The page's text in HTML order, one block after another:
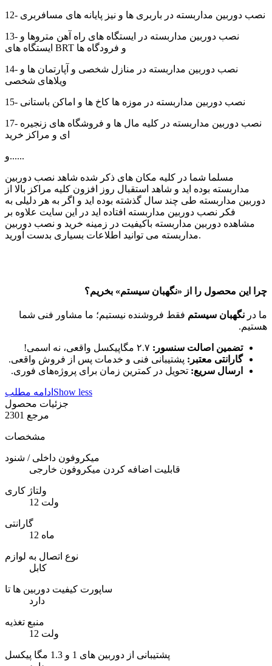
12- نصب دوربین مداربسته در باربری ها و نیز پایانه های مسافربری
13- نصب دوربین مداربسته در ایستگاه های راه آهن متروها و
ایستگاه های BRT و فرودگاه ها
14- نصب دوربین مداربسته در منازل شخصی و آپارتمان ها و
ویلاهای شخصی
15- نصب دوربین مداربسته در موزه ها کاخ ها و اماکن باستانی
17- نصب دوربین مداربسته در کلیه مال ها و فروشگاه های زنجیره
ای و مراکز خرید
و......
مسلما شما در کلیه مکان های ذکر شده شاهد نصب دوربین
مداربسته بوده اید و شاهد استقبال روز افزون کلیه مراکز بالا از
دوربین مداربسته طی چند سال گذشته بوده اید و اگر به هر دلیلی به
فکر نصب دوربین مداربسته افتاده اید در این سایت علاوه بر
مشاهده دوربین مداربسته باکیفیت در زمینه خرید و نصب دوربین
مداربسته می توانید اطلاعات بسیاری بدست آورید.
چرا این محصول را از «نگهبان سیستم» بخریم؟
ما در نگهبان سیستم فقط فروشنده نیستیم؛ ما مشاور فنی شما
هستیم.
تضمین اصالت سنسور:
گارانتی معتبر: پشتیبانی فنی و خدمات پس از فروش واقعی.
ارسال سریع: تحویل در کمترین زمان برای پروژه‌های فوری.
ادامه مطلب Show less
جزئیات محصول
مرجع 2301
مشخصات
میکروفون داخلی / شنود
قابلیت اضافه کردن میکروفون خارجی
ولتاژ کاری
12 ولت
گارانتی
12 ماه
نوع اتصال به لوازم
کابل
ساپورت کیفیت دوربین ها تا
دارد
منبع تغذیه
12 ولت
پشتیبانی از دوربین های 1 و 1.3 مگا پیکسل